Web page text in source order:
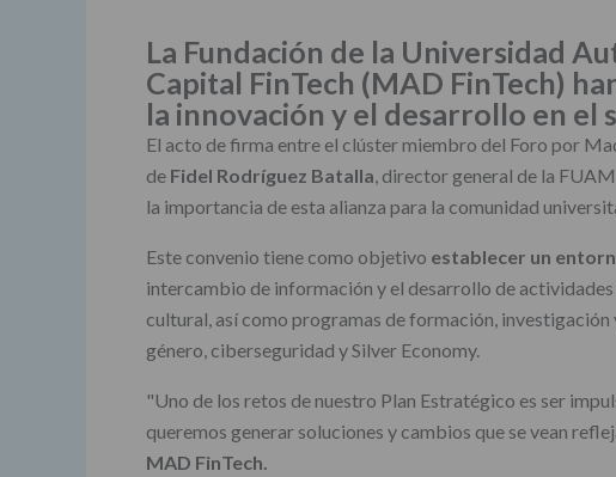
La Fundación de la Universidad
Capital FinTech (MAD FinTech)
la innovación y el desarrollo en el
El acto de firma entre el clúster miembro del Foro por
de Fidel Rodríguez Batalla, director general de la
la importancia de esta alianza para la comunidad
Este convenio tiene como objetivo establecer un
intercambio de información y el desarrollo de
cultural, así como programas de formación,
género, ciberseguridad y Silver Economy.
"Uno de los retos de nuestro Plan Estratégico es ser
queremos generar soluciones y cambios que se vean
MAD FinTech.